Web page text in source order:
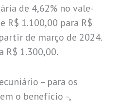
de 4,62% no vale-
R$ 1.100,00 para R$
de março de 2024.
R$ 1.300,00.
– para os
o benefício –,